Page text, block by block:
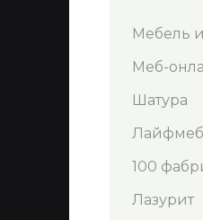
Мебель
Меб-
Шатура
100
Лазурит